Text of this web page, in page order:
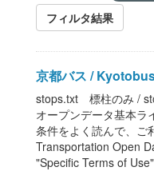
フィルタ結果
京都バス /
stops.txt 標柱のみ /
オープンデータ基本ラ
条件をよく読んで、ご
Transportation Open
"Specific Terms of